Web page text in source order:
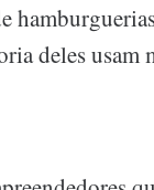
deles usam